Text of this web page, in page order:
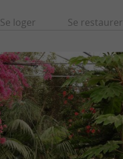
Se loger Se restaurer